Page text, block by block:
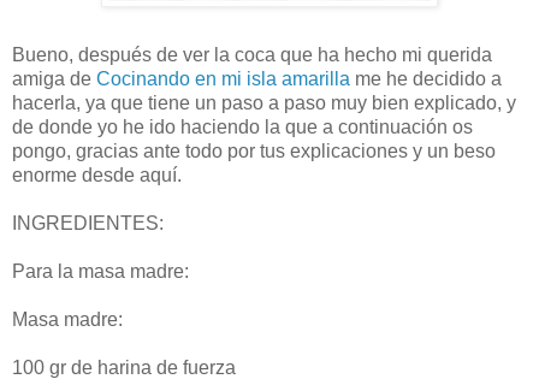
Bueno, después de ver la coca que ha hecho mi querida
amiga de Cocinando en mi isla amarilla me he decidido a
hacerla, ya que tiene un paso a paso muy bien explicado, y
de donde yo he ido haciendo la que a continuación os
pongo, gracias ante todo por tus explicaciones y un beso
enorme desde aquí.
INGREDIENTES:
Para la masa madre:
Masa madre:
100 gr de harina de fuerza